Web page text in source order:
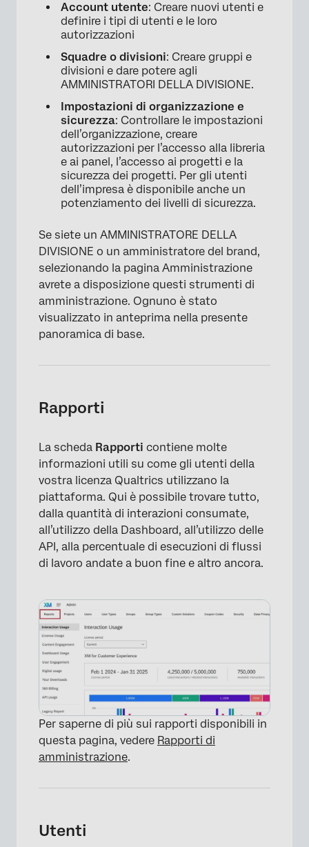
×
Account utente: Creare nuovi utenti e
definire i tipi di utenti e le loro
autorizzazioni
Squadre o divisioni: Creare gruppi e
divisioni e dare potere agli
AMMINISTRATORI DELLA DIVISIONE.
Impostazioni di organizzazione e
sicurezza: Controllare le impostazioni
dell’organizzazione, creare
autorizzazioni per l’accesso alla libreria
e ai panel, l’accesso ai progetti e la
sicurezza dei progetti. Per gli utenti
dell’impresa è disponibile anche un
potenziamento dei livelli di sicurezza.
Se siete un AMMINISTRATORE DELLA
DIVISIONE o un amministratore del brand,
selezionando la pagina Amministrazione
avrete a disposizione questi strumenti di
amministrazione. Ognuno è stato
visualizzato in anteprima nella presente
panoramica di base.
Rapporti
La scheda Rapporti contiene molte
informazioni utili su come gli utenti della
vostra licenza Qualtrics utilizzano la
piattaforma. Qui è possibile trovare tutto,
dalla quantità di interazioni consumate,
all’utilizzo della Dashboard, all’utilizzo delle
API, alla percentuale di esecuzioni di flussi
di lavoro andate a buon fine e altro ancora.
Per saperne di più sui rapporti disponibili in
questa pagina, vedere Rapporti di
amministrazione.
Utenti